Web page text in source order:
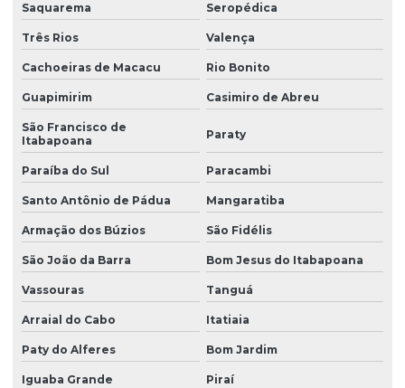
Saquarema Seropédica
Três Rios Valença
Cachoeiras de Macacu Rio Bonito
Guapimirim Casimiro de Abreu
São Francisco de
Itabapoana
Paraty
Paraíba do Sul Paracambi
Santo Antônio de Pádua Mangaratiba
Armação dos Búzios São Fidélis
São João da Barra Bom Jesus do Itabapoana
Vassouras Tanguá
Arraial do Cabo Itatiaia
Paty do Alferes Bom Jardim
Iguaba Grande Piraí